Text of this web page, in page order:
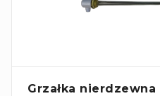
Grzałka